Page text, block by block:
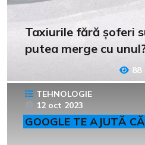
Taxiurile fără șoferi
putea merge cu
88
TEHNOLOGIE
12 oct 2023
GOOGLE TE AJUTĂ